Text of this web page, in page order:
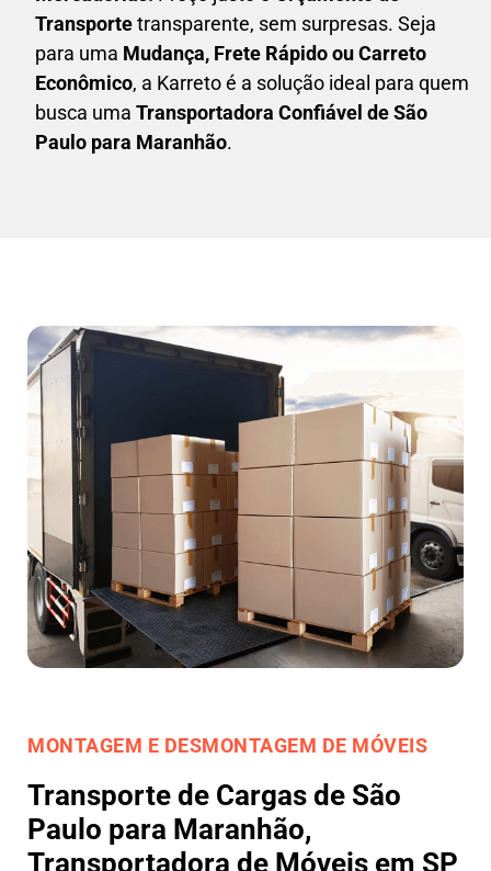
Transportetransparente, sem surpresas. Seja
para uma Mudança, Frete Rápido ou Carreto
Econômico, a Karretoé a solução ideal para quem
busca uma Transportadora Confiável de São
Paulo para Maranhão.
MONTAGEM E DESMONTAGEM DE MÓVEIS
Transporte de Cargas de São
Paulo para Maranhão,
Transportadora de Móveis em SP